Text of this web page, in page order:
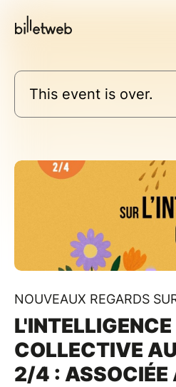
This event is over.
NOUVEAUX REGARDS
L'INTELLIGENCE
COLLECTIVE
2/4 : ASSOCIÉE